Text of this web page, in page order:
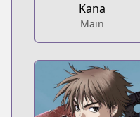
Kana
Main